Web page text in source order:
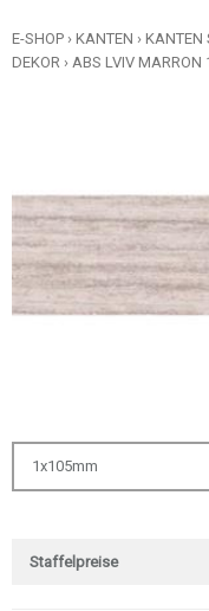
E-SHOP › KANTEN › KANTEN
DEKOR › ABS LVIV MARRON
1x105mm
Staffelpreise